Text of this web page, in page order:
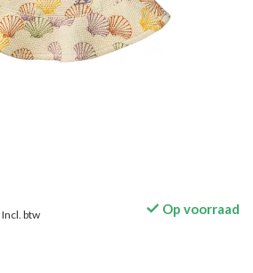
Incl. btw Op voorraad